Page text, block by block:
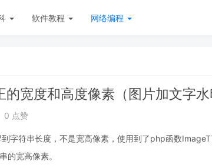
软件教程 网络编程
宽度和高度像素（图片加文字水
0 点赞
字符串长度，不是宽高像素，使用到了php函数
的宽高像素。